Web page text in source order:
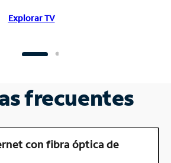
Explorar TV
frecuentes
con fibra óptica de